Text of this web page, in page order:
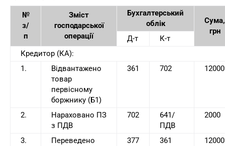
№
з/
п
Зміст
господарської
операції
Бухгалтерський
облік
Сума,
грн
Д-т
К-т
Кредитор (КА):
1.
Відвантажено
товар
первісному
боржнику (Б1)
361 702 12000
2.
Нараховано ПЗ
з ПДВ
702
641/
ПДВ
2000
3.
Переведено
377 361 12000